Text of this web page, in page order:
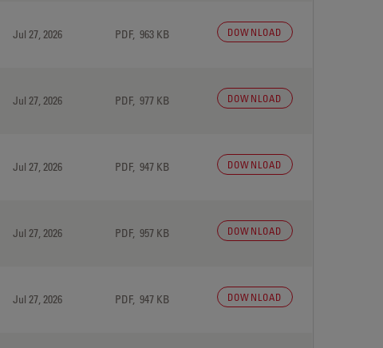
Jul 27, 2026 PDF, 963 KB DOWNLOAD
Jul 27, 2026 PDF, 977 KB DOWNLOAD
Jul 27, 2026 PDF, 947 KB DOWNLOAD
Jul 27, 2026 PDF, 957 KB DOWNLOAD
Jul 27, 2026 PDF, 947 KB DOWNLOAD